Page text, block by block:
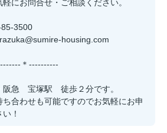
にお問合せ・ご相談ください。
3500
housing.com
＊----------
阪急 宝塚駅 徒歩２分です。
ち合わせも可能ですのでお気軽にお申
！